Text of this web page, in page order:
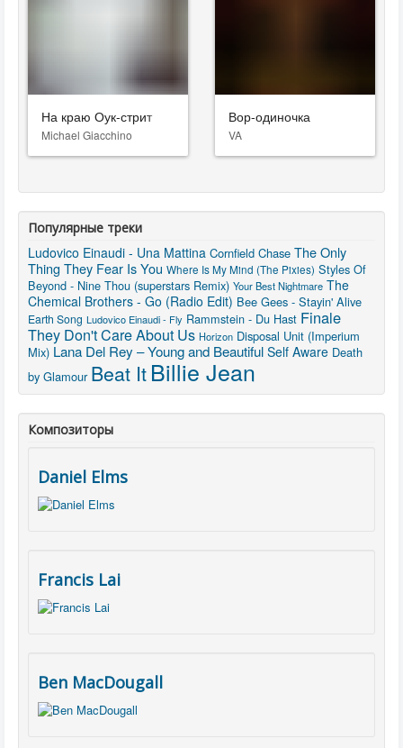
На краю Оук-стрит
Michael Giacchino
Вор-одиночка
VA
Популярные треки
Ludovico Einaudi - Una Mattina Cornfield Chase The Only
Thing They Fear Is You Where Is My Mind (The Pixies) Styles Of
Beyond - Nine Thou (superstars Remix) Your Best Nightmare The
Chemical Brothers - Go (Radio Edit) Bee Gees - Stayin' Alive
Earth Song Ludovico Einaudi - Fly Rammstein - Du Hast Finale
They Don't Care About Us Horizon Disposal Unit (Imperium
Mix) Lana Del Rey – Young and Beautiful Self Aware Death
by Glamour Beat ItBillie Jean
Композиторы
Daniel Elms
Francis Lai
Ben MacDougall